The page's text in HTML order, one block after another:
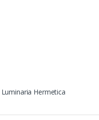
Luminaria Hermetica